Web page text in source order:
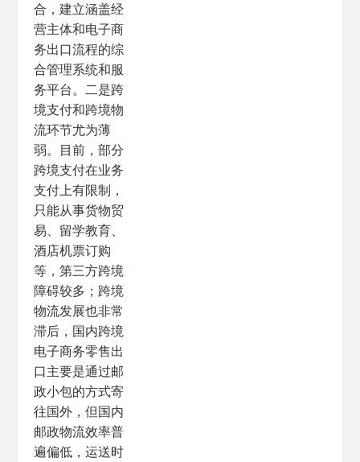
合，建立涵盖经
营主体和电子商
务出口流程的综
合管理系统和服
务平台。二是跨
境支付和跨境物
流环节尤为薄
弱。目前，部分
跨境支付在业务
支付上有限制，
只能从事货物贸
易、留学教育、
酒店机票订购
等，第三方跨境
障碍较多；跨境
物流发展也非常
滞后，国内跨境
电子商务零售出
口主要是通过邮
政小包的方式寄
往国外，但国内
邮政物流效率普
遍偏低，运送时